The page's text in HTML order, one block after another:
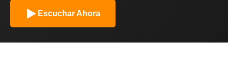
Escuchar Ahora